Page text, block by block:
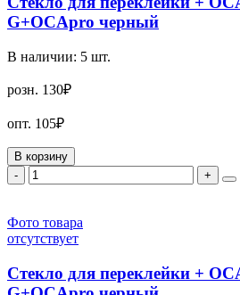
G+OCApro черный
В наличии: 5 шт.
розн. 130₽
опт. 105₽
В корзину
-
+
Фото товара
отсутствует
Стекло для переклейки +